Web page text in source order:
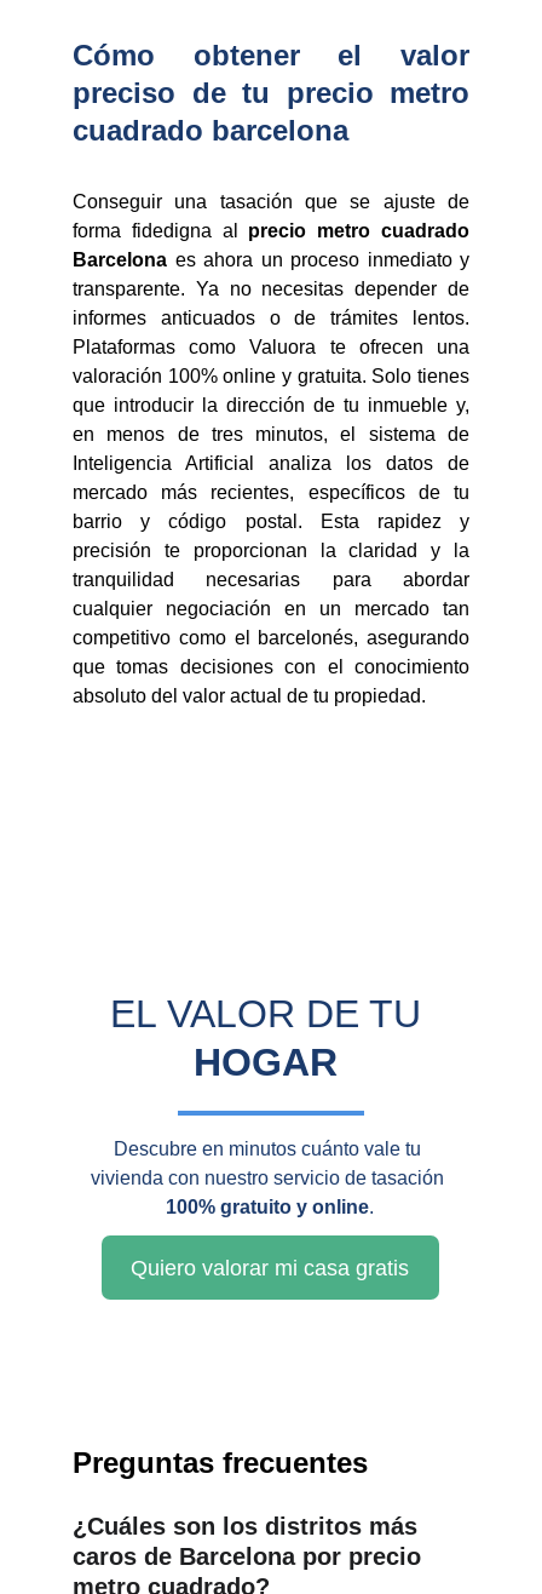
Cómo obtener el valor
preciso de tu precio metro
cuadrado barcelona
Conseguir una tasación que se ajuste de
forma fidedigna al precio metro cuadrado
Barcelona es ahora un proceso inmediato y
transparente. Ya no necesitas depender de
informes anticuados o de trámites lentos.
Plataformas como Valuora te ofrecen una
valoración 100% online y gratuita. Solo tienes
que introducir la dirección de tu inmueble y,
en menos de tres minutos, el sistema de
Inteligencia Artificial analiza los datos de
mercado más recientes, específicos de tu
barrio y código postal. Esta rapidez y
precisión te proporcionan la claridad y la
tranquilidad necesarias para abordar
cualquier negociación en un mercado tan
competitivo como el barcelonés, asegurando
que tomas decisiones con el conocimiento
absoluto del valor actual de tu propiedad.
EL VALOR DE TU
HOGAR
Quiero valorar mi casa gratis
Descubre en minutos cuánto vale tu
vivienda con nuestro servicio de tasación
100% gratuito y online.
Preguntas frecuentes
¿Cuáles son los distritos más
caros de Barcelona por precio
metro cuadrado?